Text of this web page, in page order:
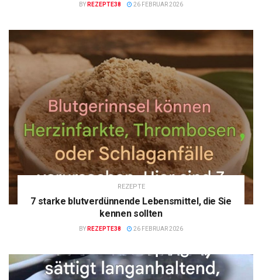
BY REZEPTE38 26 FEBRUAR 2026
REZEPTE
7 starke blutverdünnende Lebensmittel, die Sie
kennen sollten
BY REZEPTE38 26 FEBRUAR 2026